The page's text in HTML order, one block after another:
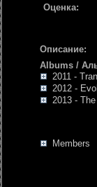
Оценка:
Описание:
Albums /
2011 -
2012 -
2013 -
Members